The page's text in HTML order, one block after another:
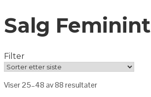
Salg Feminint
Filter
Viser 25–48 av 88 resultater